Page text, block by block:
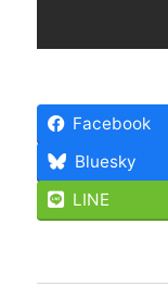
Facebook
Bluesky
LINE